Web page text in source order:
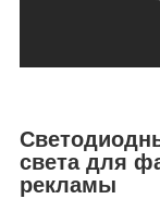
света для
рекламы